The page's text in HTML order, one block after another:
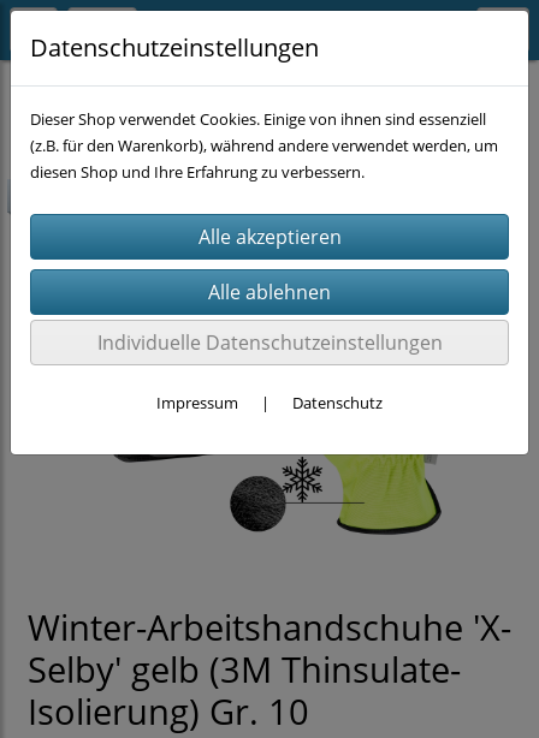
ARBEITSKLEIDUNG Handschuhe
Winter-Arbeitshandschuhe 'X-
Selby' gelb (3M Thinsulate-
Isolierung) Gr. 10
Datenschutzeinstellungen
Dieser Shop verwendet Cookies. Einige von ihnen sind essenziell
(z.B. für den Warenkorb), während andere verwendet werden, um
diesen Shop und Ihre Erfahrung zu verbessern.
Individuelle Datenschutzeinstellungen
Impressum | Datenschutz